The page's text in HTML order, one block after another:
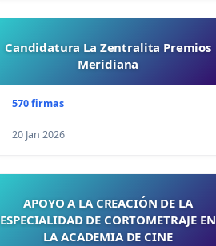
Candidatura La Zentralita Premios
Meridiana
570 firmas
20 Jan 2026
APOYO A LA CREACIÓN DE LA
ESPECIALIDAD DE CORTOMETRAJE EN
LA ACADEMIA DE CINE